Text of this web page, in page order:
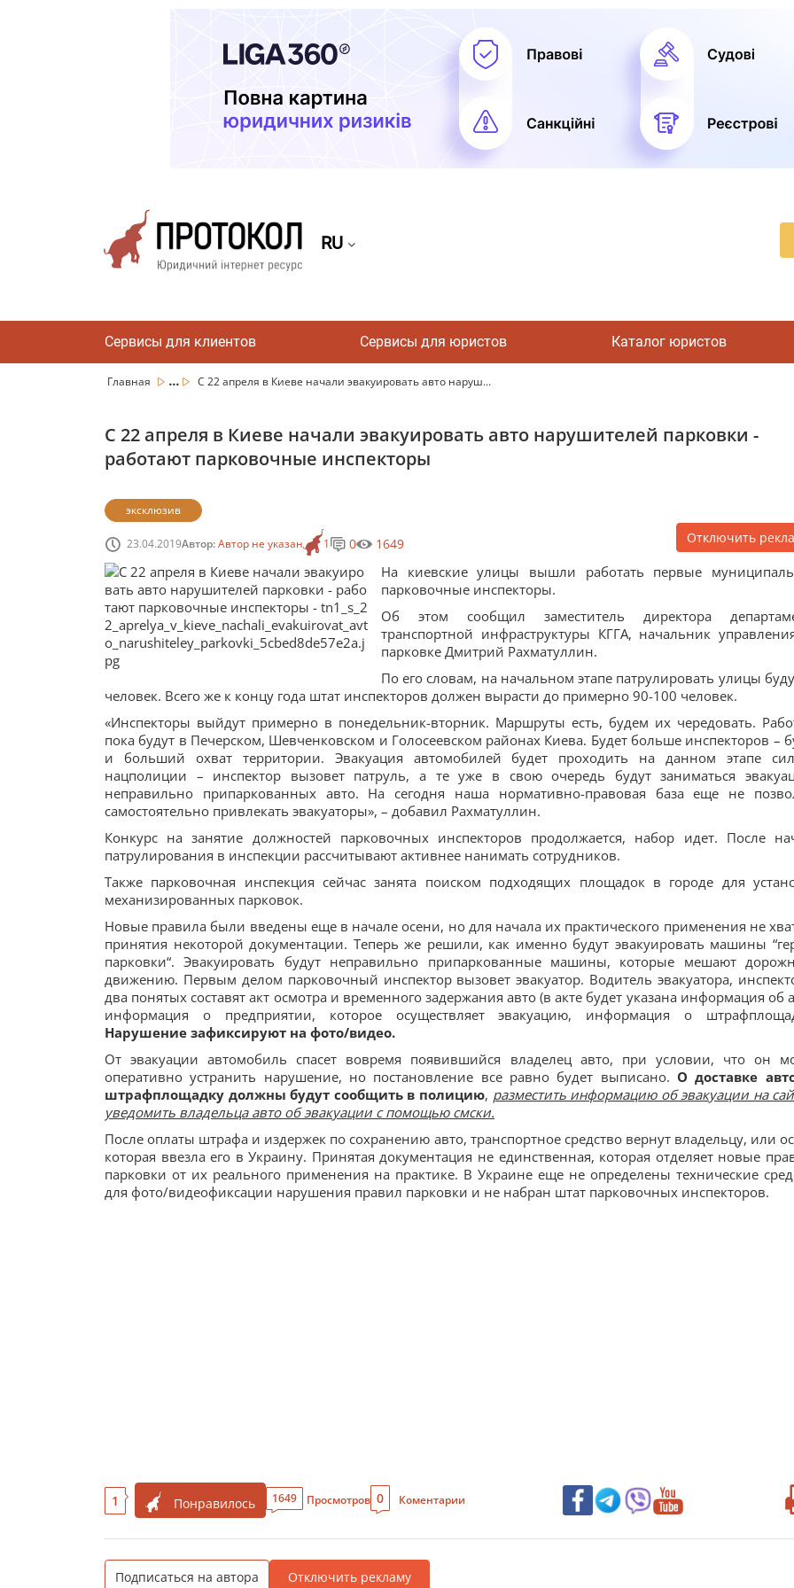
RU
Сервисы для клиентов Сервисы для юристов Каталог юристов
Главная ... С 22 апреля в Киеве начали эвакуировать авто наруш...
С 22 апреля в Киеве начали эвакуировать авто нарушителей парковки -
работают парковочные инспекторы
эксклюзив
23.04.2019Автор:Автор не указан 1 0 1649 Отключить
На киевские улицы вышли работать первые
парковочные инспекторы.
Об этом сообщил заместитель директора
транспортной инфраструктуры КГГА, начальник
парковке Дмитрий Рахматуллин.
По его словам, на начальном этапе патрулировать улицы
человек. Всего же к концу года штат инспекторов должен вырасти до примерно 90-100 человек.
«Инспекторы выйдут примерно в понедельник-вторник. Маршруты есть, будем их чередовать.
пока будут в Печерском, Шевченковском и Голосеевском районах Киева. Будет больше инспекторов –
и больший охват территории. Эвакуация автомобилей будет проходить на данном этапе
нацполиции – инспектор вызовет патруль, а те уже в свою очередь будут заниматься
неправильно припаркованных авто. На сегодня наша нормативно-правовая база еще не
самостоятельно привлекать эвакуаторы», – добавил Рахматуллин.
Конкурс на занятие должностей парковочных инспекторов продолжается, набор идет. После
патрулирования в инспекции рассчитывают активнее нанимать сотрудников.
Также парковочная инспекция сейчас занята поиском подходящих площадок в городе для
механизированных парковок.
Новые правила были введены еще в начале осени, но для начала их практического применения не
принятия некоторой документации. Теперь же решили, как именно будут эвакуировать машины
парковки“. Эвакуировать будут неправильно припаркованные машины, которые мешают
движению. Первым делом парковочный инспектор вызовет эвакуатор. Водитель эвакуатора,
два понятых составят акт осмотра и временного задержания авто (в акте будет указана информация об
информация о предприятии, которое осуществляет эвакуацию, информация о
Нарушение зафиксируют на фото/видео.
От эвакуации автомобиль спасет вовремя появившийся владелец авто, при условии, что он
оперативно устранить нарушение, но постановление все равно будет выписано. О доставке
штрафплощадку должны будут сообщить в полицию, разместить информацию об эвакуации на
уведомить владельца авто об эвакуации с помощью смски.
После оплаты штрафа и издержек по сохранению авто, транспортное средство вернут владельцу, или
которая ввезла его в Украину. Принятая документация не единственная, которая отделяет новые
парковки от их реального применения на практике. В Украине еще не определены технические
для фото/видеофиксации нарушения правил парковки и не набран штат парковочных инспекторов.
1 Понравилось 1649 Просмотров 0 Коментарии
Подписаться на автора Отключить рекламу